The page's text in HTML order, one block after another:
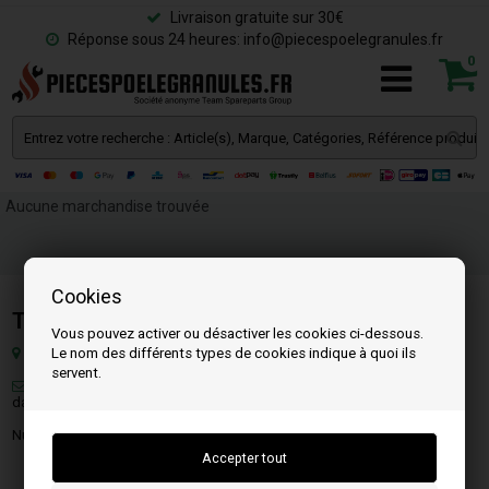
Cookies
Vous pouvez activer ou désactiver les cookies ci-dessous.
Le nom des différents types de cookies indique à quoi ils
servent.
Livraison gratuite sur 30€
Réponse sous 24 heures: info@piecespoelegranules.fr
0
Aucune marchandise trouvée
Team SpareParts Group ApS
Klejsgaardvej 19a, 7130 Juelsminde, Danemark
dans les 24 heures en semaine)
Numéro Fiscal: DK-35862803